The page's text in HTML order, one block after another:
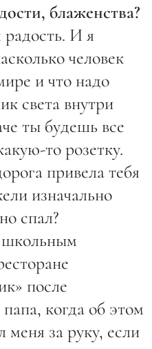
блаженства?
И я
человек
и что надо
света внутри
ты будешь все
то розетку.
привела тебя
изначально
спал?
школьным
после
когда об этом
меня за руку, если